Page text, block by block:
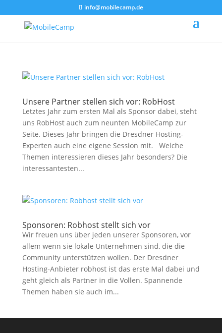
info@mobilecamp.de
Unsere Partner stellen sich vor: RobHost
Letztes Jahr zum ersten Mal als Sponsor dabei, steht
uns RobHost auch zum neunten MobileCamp zur
Seite. Dieses Jahr bringen die Dresdner Hosting-
Experten auch eine eigene Session mit. Welche
Themen interessieren dieses Jahr besonders? Die
interessantesten...
Sponsoren: Robhost stellt sich vor
Wir freuen uns über jeden unserer Sponsoren, vor
allem wenn sie lokale Unternehmen sind, die die
Community unterstützen wollen. Der Dresdner
Hosting-Anbieter robhost ist das erste Mal dabei und
geht gleich als Partner in die Vollen. Spannende
Themen haben sie auch im...